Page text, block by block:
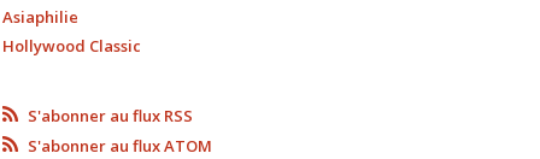
Asiaphilie
Hollywood Classic
S'abonner au flux RSS
S'abonner au flux ATOM